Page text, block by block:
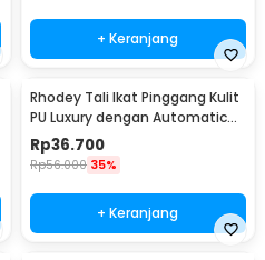
+ Keranjang
Rhodey Tali Ikat Pinggang Kulit
PU Luxury dengan Automatic
Buckle - GSPR
Rp36.700
Rp56.000 35%
+ Keranjang